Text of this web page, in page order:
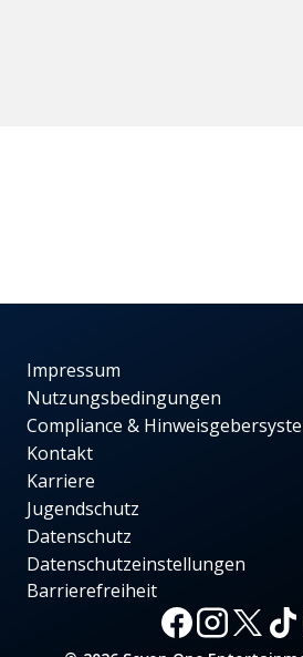
Impressum
Nutzungsbedingungen
Compliance &
Kontakt
Karriere
Jugendschutz
Datenschutz
Datenschutzeinstellungen
Barrierefreiheit